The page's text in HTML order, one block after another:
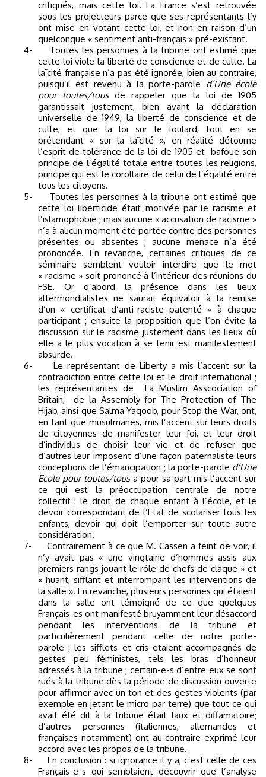
critiqués, mais cette loi. La France s’est retrouvée
sous les projecteurs parce que ses représentants l’y
ont mise en votant cette loi, et non en raison d’un
quelconque « sentiment anti-français » pré-existant.
4-
Toutes les personnes à la tribune ont estimé que
cette loi viole la liberté de conscience et de culte. La
laïcité française n’a pas été ignorée, bien au contraire,
puisqu’il est revenu à la porte-parole d’Une école
pour toutes/tousde rappeler que la loi de 1905
garantissait justement, bien avant la déclaration
universelle de 1949, la liberté de conscience et de
culte, et que la loi sur le foulard, tout en se
prétendant « sur la laïcité », en réalité détourne
l’esprit de tolérance de la loi de 1905 et bafoue son
principe de l’égalité totale entre toutes les religions,
principe qui est le corollaire de celui de l’égalité entre
tous les citoyens.
5-
Toutes les personnes à la tribune ont estimé que
cette loi liberticide était motivée par le racisme et
l’islamophobie ; mais aucune « accusation de racisme »
n’a à aucun moment été portée contre des personnes
présentes ou absentes ; aucune menace n’a été
prononcée. En revanche, certaines critiques de ce
séminaire semblent vouloir interdire que le mot
« racisme » soit prononcé à l’intérieur des réunions du
FSE. Or d’abord la présence dans les lieux
altermondialistes ne saurait équivaloir à la remise
d’un « certificat d’anti-raciste patenté » à chaque
participant ; ensuite la proposition que l’on évite la
discussion sur le racisme justement dans les lieux où
elle a le plus vocation à se tenir est manifestement
absurde.
6-
Le représentant de Liberty a mis l’accent sur la
contradiction entre cette loi et le droit international ;
les représentantes de
La Muslim Asscociation of
Britain,
de la Assembly for The Protection of The
Hijab, ainsi que Salma Yaqoob, pour Stop the War, ont,
en tant que musulmanes, mis l’accent sur leurs droits
de citoyennes de manifester leur foi, et leur droit
d’individus de choisir leur vie et de refuser que
d’autres leur imposent d’une façon paternaliste leurs
conceptions de l’émancipation ; la porte-parole d’Une
Ecole pour toutes/tousa pour sa part mis l’accent sur
ce qui est la préoccupation centrale de notre
collectif : le droit de chaque enfant à l’école, et le
devoir correspondant de l’Etat de scolariser tous les
enfants, devoir qui doit l’emporter sur toute autre
considération.
7-
Contrairement à ce que M. Cassen a feint de voir, il
n’y avait pas « une vingtaine d’hommes assis aux
premiers rangs jouant le rôle de chefs de claque » et
« huant, sifflant et interrompant les interventions de
la salle ». En revanche, plusieurs personnes qui étaient
dans la salle ont témoigné de ce que quelques
Français-es ont manifesté bruyamment leur désaccord
pendant les interventions de la tribune et
particulièrement pendant celle de notre porte-
parole ; les sifflets et cris etaient accompagnés de
gestes peu féministes, tels les bras d’honneur
adressés à la tribune ; certain-e-s d’entre eux se sont
rués à la tribune dès la période de discussion ouverte
pour affirmer avec un ton et des gestes violents (par
exemple en jetant le micro par terre) que tout ce qui
avait été dit à la tribune était faux et diffamatoire;
d’autres personnes (italiennes, allemandes et
françaises notamment) ont au contraire exprimé leur
accord avec les propos de la tribune.
8-
En conclusion : si ignorance il y a, c’est celle de ces
Français-e-s qui semblaient découvrir que l’analyse